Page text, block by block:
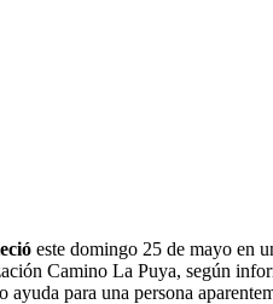
este domingo 25 de mayo en
Camino La Puya, según
ayuda para una persona